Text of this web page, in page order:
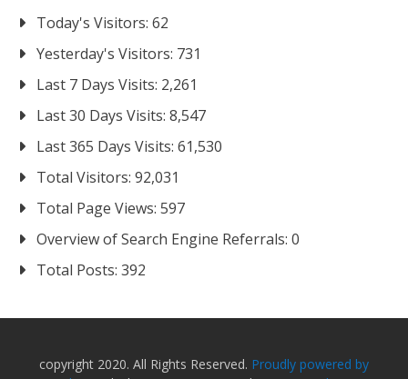
Today's Visitors: 62
Yesterday's Visitors: 731
Last 7 Days Visits: 2,261
Last 30 Days Visits: 8,547
Last 365 Days Visits: 61,530
Total Visitors: 92,031
Total Page Views: 597
Overview of Search Engine Referrals: 0
Total Posts: 392
copyright 2020. All Rights Reserved. Proudly powered by